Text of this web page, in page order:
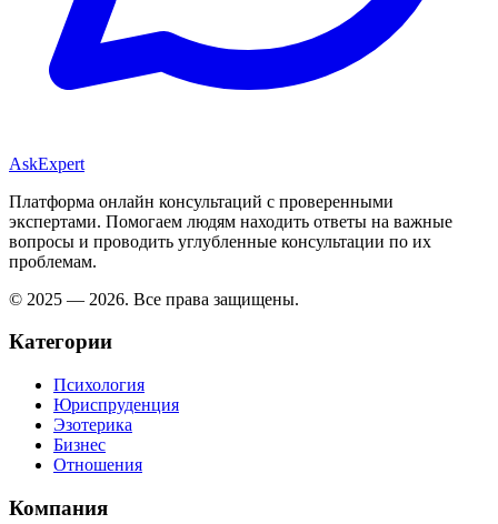
AskExpert
Платформа онлайн консультаций с проверенными
экспертами. Помогаем людям находить ответы на важные
вопросы и проводить углубленные консультации по их
проблемам.
© 2025 — 2026. Все права защищены.
Категории
Психология
Юриспруденция
Эзотерика
Бизнес
Отношения
Компания